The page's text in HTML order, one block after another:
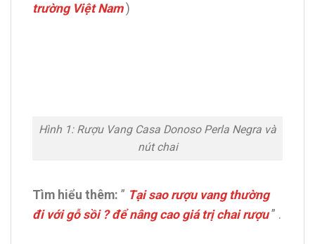
trường Việt Nam)
Hình 1: Rượu Vang Casa Donoso Perla Negra và
nút chai
Tìm hiểu thêm: ” Tại sao rượu vang thường
đi với gỗ sồi ? để nâng cao giá trị chai rượu” .